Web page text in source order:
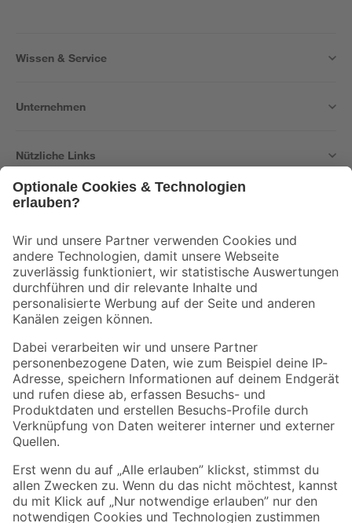
Wissen & Service
Unternehmen
Nützliche Links
Der toom Newsletter: Keine Angebote und Aktionen mehr verpassen!
Zur Newsletter Anmeldung
Folge uns
Zahlungsarten Versandarten
Sicher einkaufen
Jetzt die toom-App herunterladen